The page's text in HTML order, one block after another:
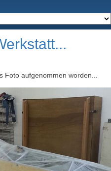
Foto aufgenommen worden...